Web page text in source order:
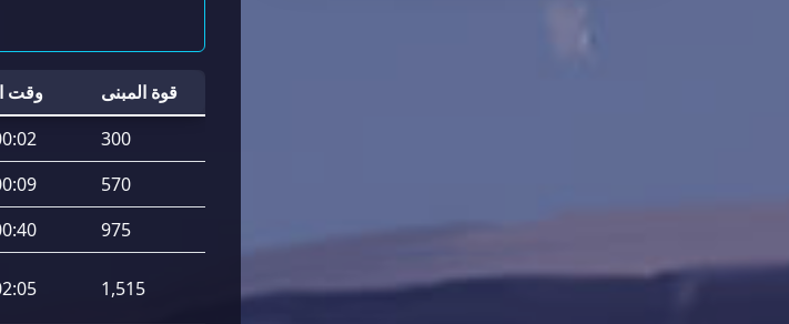
وقت
قوة المبنى
300
570
975
1,515